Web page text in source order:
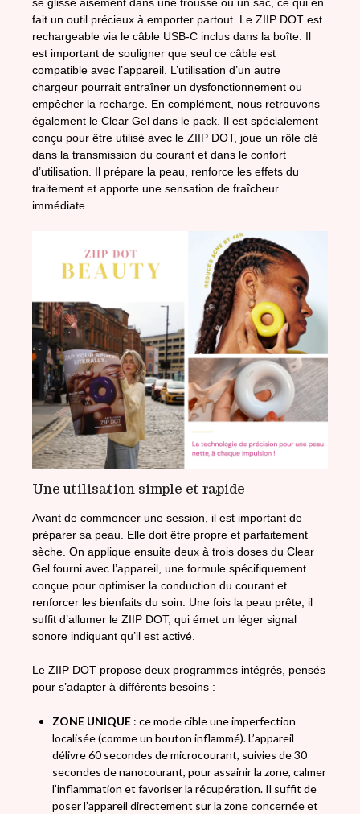
se glisse aisément dans une trousse ou un sac, ce qui en
fait un outil précieux à emporter partout. Le ZIIP DOT est
rechargeable via le câble USB-C inclus dans la boîte. Il
est important de souligner que seul ce câble est
compatible avec l’appareil. L’utilisation d’un autre
chargeur pourrait entraîner un dysfonctionnement ou
empêcher la recharge. En complément, nous retrouvons
également le Clear Gel dans le pack. Il est spécialement
conçu pour être utilisé avec le ZIIP DOT, joue un rôle clé
dans la transmission du courant et dans le confort
d’utilisation. Il prépare la peau, renforce les effets du
traitement et apporte une sensation de fraîcheur
immédiate.
Une utilisation simple et rapide
Avant de commencer une session, il est important de
préparer sa peau. Elle doit être propre et parfaitement
sèche. On applique ensuite deux à trois doses du Clear
Gel fourni avec l’appareil, une formule spécifiquement
conçue pour optimiser la conduction du courant et
renforcer les bienfaits du soin. Une fois la peau prête, il
suffit d’allumer le ZIIP DOT, qui émet un léger signal
sonore indiquant qu’il est activé.
Le ZIIP DOT propose deux programmes intégrés, pensés
pour s’adapter à différents besoins :
ZONE UNIQUE: ce mode cible une imperfection
localisée (comme un bouton inflammé). L’appareil
délivre 60 secondes de microcourant, suivies de 30
secondes de nanocourant, pour assainir la zone, calmer
l’inflammation et favoriser la récupération. Il suffit de
poser l’appareil directement sur la zone concernée et